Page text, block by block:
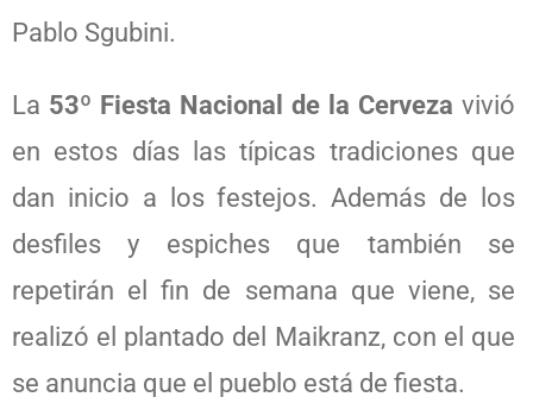
Pablo Sgubini.
La 53º Fiesta Nacional de la Cerveza vivió
en estos días las típicas tradiciones que
dan inicio a los festejos. Además de los
desfiles y espiches que también se
repetirán el fin de semana que viene, se
realizó el plantado del Maikranz, con el que
se anuncia que el pueblo está de fiesta.